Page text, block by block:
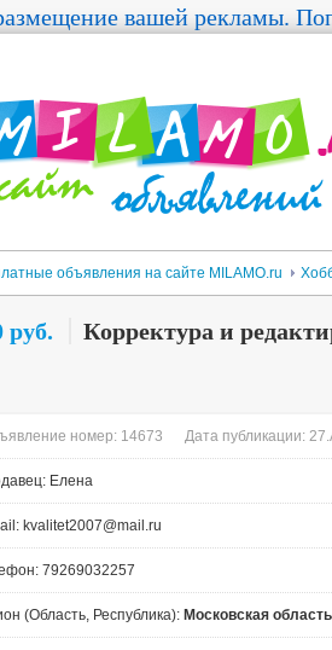
объявления на сайте MILAMO.ru
руб. Корректура и
номер: 14673 Дата публикации:
Елена
kvalitet2007@mail.ru
79269032257
(Область, Республика): Московская область
вашей рекламы.